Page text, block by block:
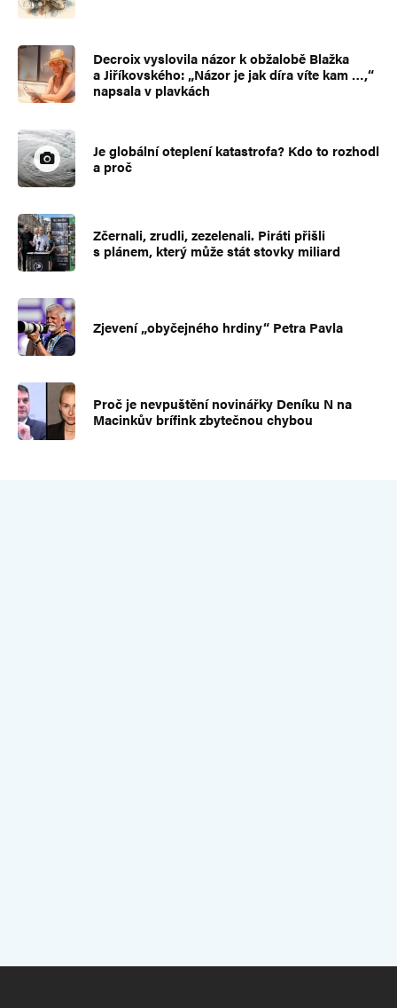
Decroix vyslovila názor k obžalobě Blažka
a Jiříkovského: „Názor je jak díra víte kam …,“
napsala v plavkách
Je globální oteplení katastrofa? Kdo to rozhodl
a proč
Zčernali, zrudli, zezelenali. Piráti přišli
s plánem, který může stát stovky miliard
Zjevení „obyčejného hrdiny“ Petra Pavla
Proč je nevpuštění novinářky Deníku N na
Macinkův brífink zbytečnou chybou